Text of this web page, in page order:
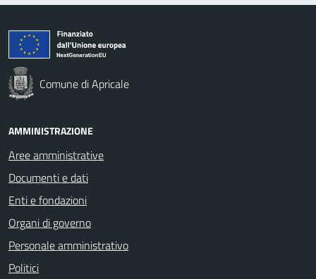
Comune di Apricale
AMMINISTRAZIONE
Aree amministrative
Documenti e dati
Enti e fondazioni
Organi di governo
Personale amministrativo
Politici